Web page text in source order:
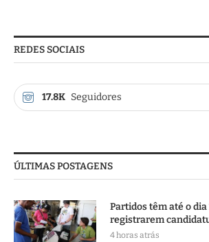
REDES SOCIAIS
17.8K Seguidores
ÚLTIMAS POSTAGENS
Partidos têm até o dia
registrarem
4 horas atrás